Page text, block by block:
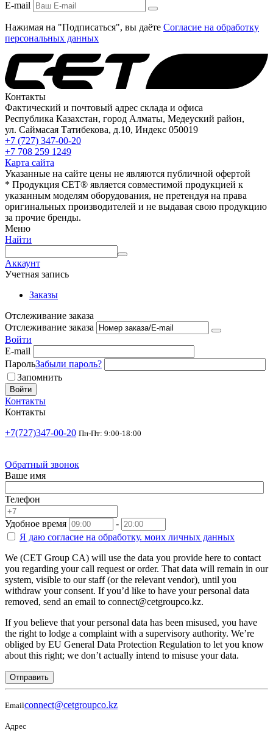
E-mail
Нажимая на "Подписаться", вы даёте Согласие на обработку
персональных данных
Контакты
Фактический и почтовый адрес склада и офиса
Республика Казахстан, город Алматы, Медеуский район,
ул. Саймасая Татибекова, д.10, Индекс 050019
+7 (727) 347-00-20
+7 708 259 1249
Карта сайта
Указанные на сайте цены не являются публичной офертой
* Продукция СЕТ® является совместимой продукцией к
указанным моделям оборудования, не претендуя на права
оригинальных производителей и не выдавая свою продукцию
за прочие бренды.
Меню
Найти
Аккаунт
Учетная запись
Заказы
Отслеживание заказа
Отслеживание заказа
Войти
E-mail
ПарольЗабыли пароль?
Запомнить
Войти
Контакты
Контакты
+7(727)347-00-20 Пн-Пт: 9:00-18:00
Обратный звонок
Ваше имя
Телефон
Удобное время
-
Я даю согласие на обработку. моих личных данных
We (CET Group CA) will use the data you provide here to contact
you regarding your call request or order. That data will remain in our
system, visible to our staff (or the relevant vendor), until you
withdraw your consent. If you’d like to have your personal data
removed, send an email to connect@cetgroupco.kz.
If you believe that your personal data has been misused, you have
the right to lodge a complaint with a supervisory authority. We’re
obliged by EU General Data Protection Regulation to let you know
about this right; we don’t actually intend to misuse your data.
Отправить
Emailconnect@cetgroupco.kz
Адрес